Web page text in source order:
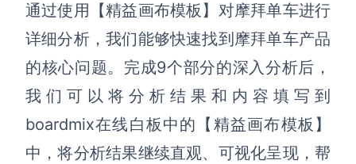
通过使用【精益画布模板】对摩拜单车进行
详细分析，我们能够快速找到摩拜单车产品
的核心问题。完成9个部分的深入分析后，
我们可以将分析结果和内容填写到
boardmix在线白板中的【精益画布模板】
中，将分析结果继续直观、可视化呈现，帮